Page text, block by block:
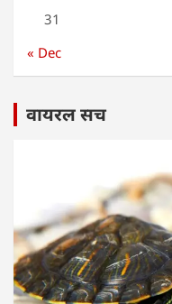
31
« Dec
वायरल सच